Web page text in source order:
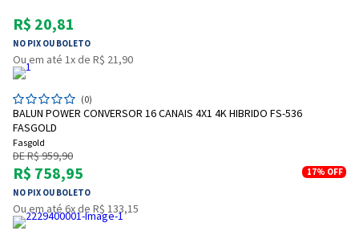
R$ 20,81
NO PIX OU BOLETO
Ou em até 1x de R$ 21,90
(0)
BALUN POWER CONVERSOR 16 CANAIS 4X1 4K HIBRIDO FS-536
FASGOLD
Fasgold
DE R$ 959,90
R$ 758,95
NO PIX OU BOLETO
17% OFF
Ou em até 6x de R$ 133,15